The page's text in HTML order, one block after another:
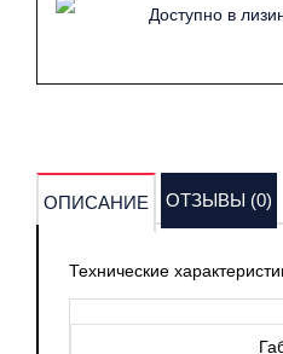
способным удовлетворить
Одной из ключевых
условиях ограниченного
машины могут сталкиваться с
мобильность данной модели
перемещать ее между
строительной площадки,
Доступно в
ОПИСАНИЕ ОТЗЫВЫ (0)
Технические